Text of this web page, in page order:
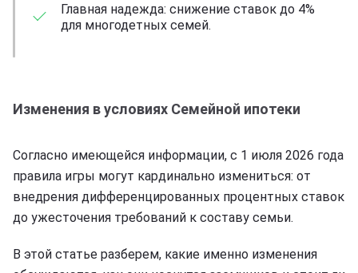
Главная надежда: снижение ставок до 4%
для многодетных семей.
Изменения в условиях Семейной ипотеки
Согласно имеющейся информации, с 1 июля 2026 года
правила игры могут кардинально измениться: от
внедрения дифференцированных процентных ставок
до ужесточения требований к составу семьи.
В этой статье разберем, какие именно изменения